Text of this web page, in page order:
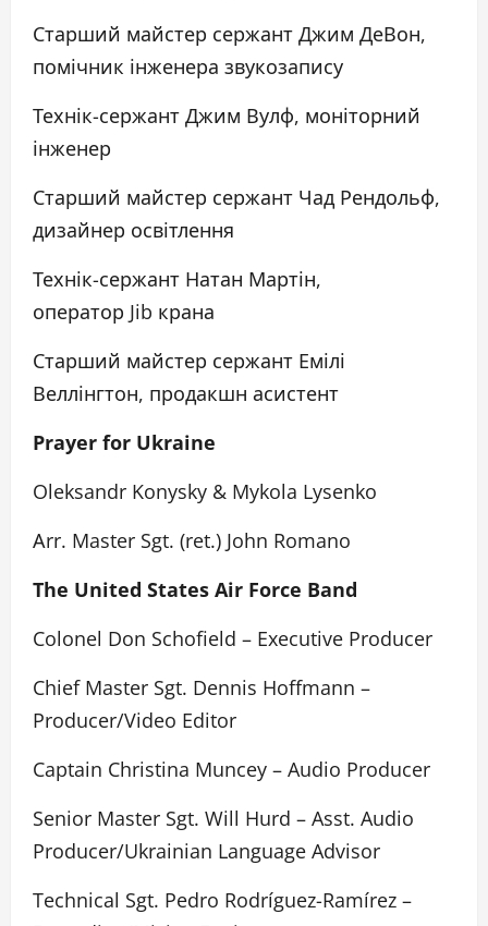
Старший майстер сержант Джим ДеВон,
помічник інженера звукозапису
Технік-сержант Джим Вулф, моніторний
інженер
Старший майстер сержант Чад Рендольф,
дизайнер освітлення
Технік-сержант Натан Мартін,
оператор Jib крана
Старший майстер сержант Емілі
Веллінгтон, продакшн асистент
Prayer for Ukraine
Oleksandr Konysky & Mykola Lysenko
Аrr. Master Sgt. (ret.) John Romano
The United States Air Force Band
Colonel Don Schofield – Executive Producer
Chief Master Sgt. Dennis Hoffmann –
Producer/Video Editor
Captain Christina Muncey – Audio Producer
Senior Master Sgt. Will Hurd – Asst. Audio
Producer/Ukrainian Language Advisor
Technical Sgt. Pedro Rodríguez-Ramírez –